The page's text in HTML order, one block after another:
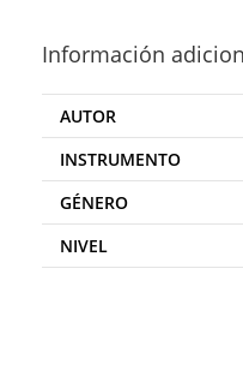
Información
AUTOR
INSTRUMENTO
GÉNERO
NIVEL